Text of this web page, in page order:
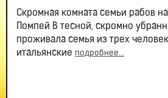
Скромная комната семьи рабов
Помпей В тесной, скромно
проживала семья из трех
итальянские подробнее...